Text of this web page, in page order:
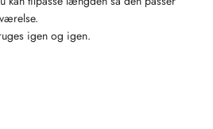
igen og igen.